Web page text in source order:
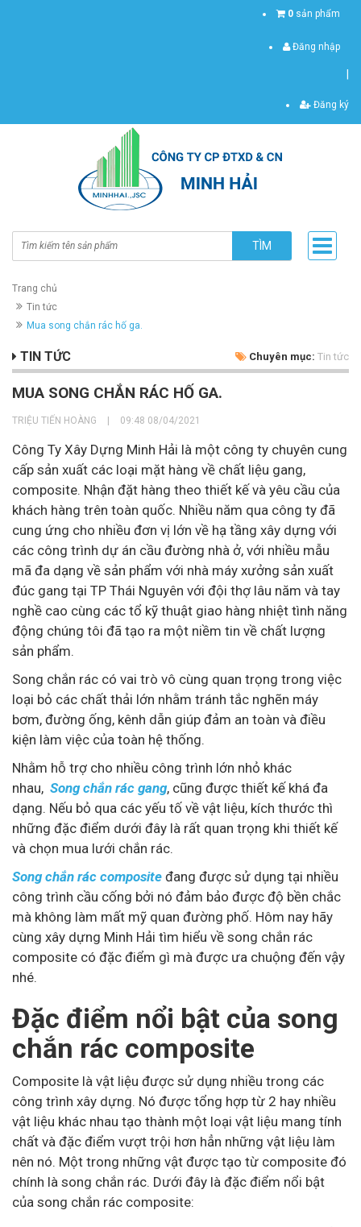
0 sản phẩm
Đăng nhập
Đăng ký
TÌM
Trang chủ
Tin tức
Mua song chắn rác hố ga.
TIN TỨC Chuyên mục: Tin tức
MUA SONG CHẮN RÁC HỐ GA.
TRIỆU TIẾN HOÀNG 09:48 08/04/2021
Công Ty Xây Dựng Minh Hải là một công ty chuyên cung
cấp sản xuất các loại mặt hàng về chất liệu gang,
composite. Nhận đặt hàng theo thiết kế và yêu cầu của
khách hàng trên toàn quốc. Nhiều năm qua công ty đã
cung ứng cho nhiều đơn vị lớn về hạ tầng xây dựng với
các công trình dự án cầu đường nhà ở, với nhiều mẫu
mã đa dạng về sản phẩm với nhà máy xưởng sản xuất
đúc gang tại TP Thái Nguyên với đội thợ lâu năm và tay
nghề cao cùng các tổ kỹ thuật giao hàng nhiệt tình năng
động chúng tôi đã tạo ra một niềm tin về chất lượng
sản phẩm.
Song chắn rác có vai trò vô cùng quan trọng trong việc
loại bỏ các chất thải lớn nhằm tránh tắc nghẽn máy
bơm, đường ống, kênh dẫn giúp đảm an toàn và điều
kiện làm việc của toàn hệ thống.
Nhằm hỗ trợ cho nhiều công trình lớn nhỏ khác
nhau, Song chắn rác gang, cũng được thiết kế khá đa
dạng. Nếu bỏ qua các yếu tố về vật liệu, kích thước thì
những đặc điểm dưới đây là rất quan trọng khi thiết kế
và chọn mua lưới chắn rác.
Song chắn rác composite đang được sử dụng tại nhiều
công trình cầu cống bởi nó đảm bảo được độ bền chắc
mà không làm mất mỹ quan đường phố. Hôm nay hãy
cùng xây dựng Minh Hải tìm hiểu về song chắn rác
composite có đặc điểm gì mà được ưa chuộng đến vậy
nhé.
Đặc điểm nổi bật của song
chắn rác composite
Composite là vật liệu được sử dụng nhiều trong các
công trình xây dựng. Nó được tổng hợp từ 2 hay nhiều
vật liệu khác nhau tạo thành một loại vật liệu mang tính
chất và đặc điểm vượt trội hơn hẳn những vật liệu làm
nên nó. Một trong những vật được tạo từ composite đó
chính là song chắn rác. Dưới đây là đặc điểm nổi bật
của song chắn rác composite: